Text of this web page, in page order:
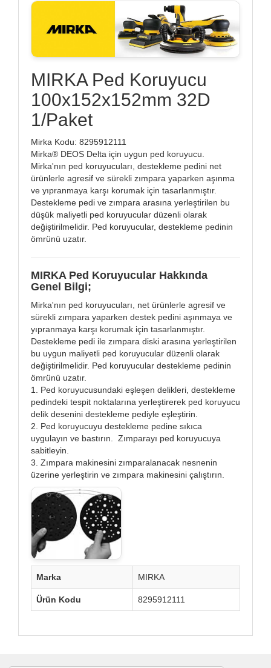
MIRKA Ped Koruyucu
100x152x152mm 32D
1/Paket
Mirka Kodu: 8295912111
Mirka® DEOS Delta için uygun ped koruyucu.
Mirka'nın ped koruyucuları, destekleme pedini net
ürünlerle agresif ve sürekli zımpara yaparken aşınma
ve yıpranmaya karşı korumak için tasarlanmıştır.
Destekleme pedi ve zımpara arasına yerleştirilen bu
düşük maliyetli ped koruyucular düzenli olarak
değiştirilmelidir. Ped koruyucular, destekleme pedinin
ömrünü uzatır.
MIRKA Ped Koruyucular Hakkında
Genel Bilgi;
Mirka'nın ped koruyucuları, net ürünlerle agresif ve
sürekli zımpara yaparken destek pedini aşınmaya ve
yıpranmaya karşı korumak için tasarlanmıştır.
Destekleme pedi ile zımpara diski arasına yerleştirilen
bu uygun maliyetli ped koruyucular düzenli olarak
değiştirilmelidir. Ped koruyucular destekleme pedinin
ömrünü uzatır.
1. Ped koruyucusundaki eşleşen delikleri, destekleme
pedindeki tespit noktalarına yerleştirerek ped koruyucu
delik desenini destekleme pediyle eşleştirin.
2. Ped koruyucuyu destekleme pedine sıkıca
uygulayın ve bastırın. Zımparayı ped koruyucuya
sabitleyin.
3. Zımpara makinesini zımparalanacak nesnenin
üzerine yerleştirin ve zımpara makinesini çalıştırın.
Marka MIRKA
Ürün Kodu 8295912111